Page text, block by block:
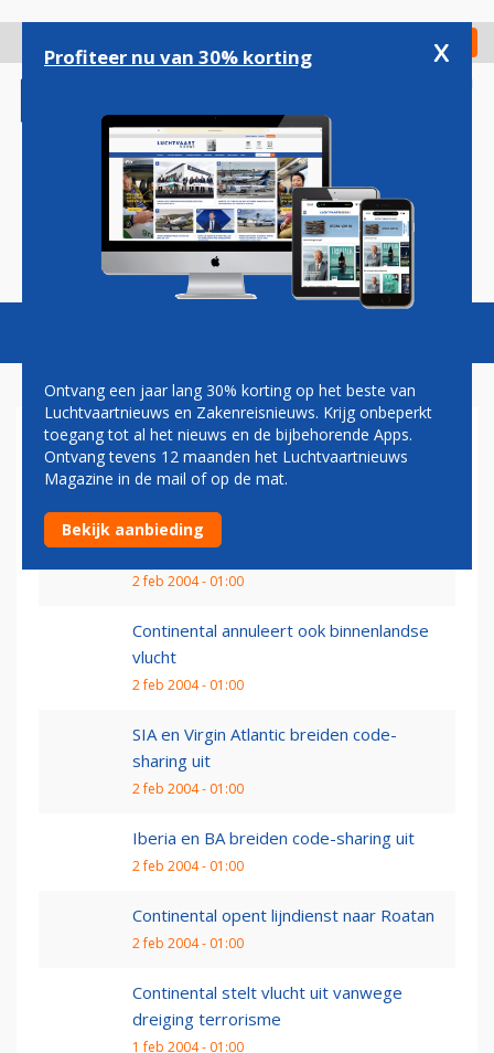
gaan
Check in
Magazine Podcasts Vacatures
AIRLINES
AEA verwacht flinke groei Europees
luchtverkeer
2 feb 2004 - 01:00
Continental annuleert ook binnenlandse
vlucht
2 feb 2004 - 01:00
SIA en Virgin Atlantic breiden code-
sharing uit
2 feb 2004 - 01:00
Iberia en BA breiden code-sharing uit
2 feb 2004 - 01:00
Continental opent lijndienst naar Roatan
2 feb 2004 - 01:00
Continental stelt vlucht uit vanwege
dreiging terrorisme
1 feb 2004 - 01:00
Profiteer nu van 30% korting x
Ontvang een jaar lang 30% korting op het beste van
Luchtvaartnieuws en Zakenreisnieuws. Krijg onbeperkt
toegang tot al het nieuws en de bijbehorende Apps.
Ontvang tevens 12 maanden het Luchtvaartnieuws
Magazine in de mail of op de mat.
Bekijk aanbieding